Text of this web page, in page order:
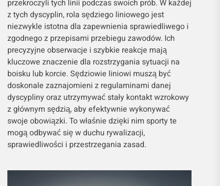
przekroczyli tych linii podczas swoich prób. W każdej
z tych dyscyplin, rola sędziego liniowego jest
niezwykle istotna dla zapewnienia sprawiedliwego i
zgodnego z przepisami przebiegu zawodów. Ich
precyzyjne obserwacje i szybkie reakcje mają
kluczowe znaczenie dla rozstrzygania sytuacji na
boisku lub korcie. Sędziowie liniowi muszą być
doskonale zaznajomieni z regulaminami danej
dyscypliny oraz utrzymywać stały kontakt wzrokowy
z głównym sędzią, aby efektywnie wykonywać
swoje obowiązki. To właśnie dzięki nim sporty te
mogą odbywać się w duchu rywalizacji,
sprawiedliwości i przestrzegania zasad.